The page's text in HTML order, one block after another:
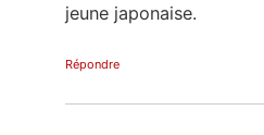
jeune japonaise.
Répondre